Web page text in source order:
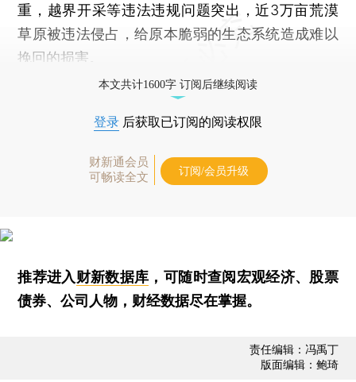
重，越界开采等违法违规问题突出，近3万亩荒漠
草原被违法侵占，给原本脆弱的生态系统造成难以
挽回的损害。
本文共计1600字 订阅后继续阅读
登录 后获取已订阅的阅读权限
财新通会员
可畅读全文
订阅/会员升级
推荐进入财新数据库 ，可随时查阅宏观经济、股票
债券、公司人物，财经数据尽在掌握。
责任编辑：冯禹丁
版面编辑：鲍琦